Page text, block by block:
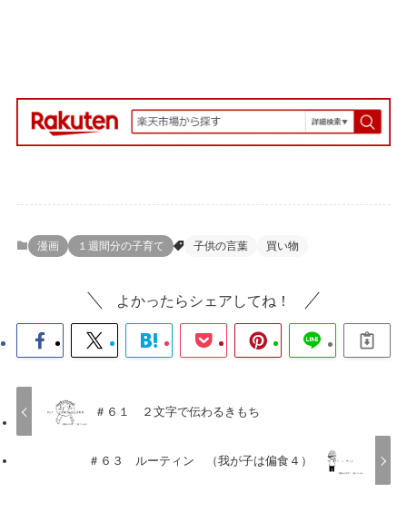
漫画 １週間分の子育て 子供の言葉 買い物
よかったらシェアしてね！
＃６１ ２文字で伝わるきもち
＃６３ ルーティン （我が子は偏食４）